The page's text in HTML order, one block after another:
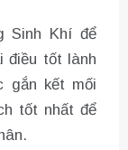
Sinh Khí để
điều tốt lành
gắn kết mối
tốt nhất để